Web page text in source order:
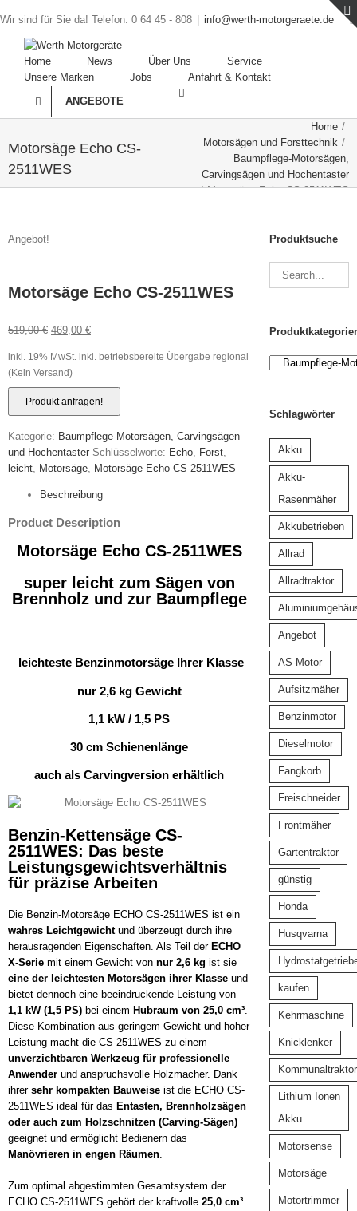
Wir sind für Sie da! Telefon: 0 64 45 - 808 info@werth-motorgeraete.de
Home News Über Uns
Service
Unsere Marken
Jobs
Anfahrt & Kontakt
ANGEBOTE
Motorsäge Echo CS-
2511WES
Home /
Motorsägen und Forsttechnik /
Baumpflege-Motorsägen,
Carvingsägen und Hochentaster
/ Motorsäge Echo CS-2511WES
Angebot!
Motorsäge Echo CS-2511WES
519,00€ 469,00 €
inkl. 19% MwSt. inkl. betriebsbereite Übergabe regional
(Kein Versand)
Kategorie: Baumpflege-Motorsägen, Carvingsägen
und Hochentaster Schlüsselworte: Echo, Forst,
leicht, Motorsäge, Motorsäge Echo CS-2511WES
Beschreibung
Product Description
Motorsäge Echo CS-2511WES
super leicht zum Sägen von
Brennholz und zur Baumpflege
leichteste Benzinmotorsäge Ihrer Klasse
nur 2,6 kg Gewicht
1,1 kW / 1,5 PS
30 cm Schienenlänge
auch als Carvingversion erhältlich
Benzin-Kettensäge CS-
2511WES: Das beste
Leistungsgewichtsverhältnis
für präzise Arbeiten
Die Benzin-Motorsäge ECHO CS-2511WES ist ein
wahres Leichtgewichtund überzeugt durch ihre
herausragenden Eigenschaften. Als Teil der ECHO
X-Serie mit einem Gewicht von nur 2,6 kg ist sie
eine der leichtesten Motorsägen ihrer Klasse und
bietet dennoch eine beeindruckende Leistung von
1,1 kW (1,5 PS) bei einem Hubraum von 25,0 cm³.
Diese Kombination aus geringem Gewicht und hoher
Leistung macht die CS-2511WES zu einem
unverzichtbaren Werkzeug für professionelle
Anwender und anspruchsvolle Holzmacher. Dank
ihrer sehr kompakten Bauweise ist die ECHO CS-
2511WES ideal für das Entasten, Brennholzsägen
oder auch zum Holzschnitzen (Carving-Sägen)
geeignet und ermöglicht Bedienern das
Manövrieren in engen Räumen.
Zum optimal abgestimmten Gesamtsystem der
ECHO CS-2511WES gehört der kraftvolle 25,0 cm³
Produktsuche
Schlagwörter
Akku
Akku-
Rasenmäher
Akkubetrieben
Allrad
Allradtraktor
Angebot
AS-Motor
Aufsitzmäher
Benzinmotor
Dieselmotor
Fangkorb
Freischneider
Frontmäher
Gartentraktor
günstig
Honda
Husqvarna
kaufen
Kehrmaschine
Knicklenker
Kommunaltraktor
Lithium Ionen
Akku
Motorsense
Motorsäge
Motortrimmer